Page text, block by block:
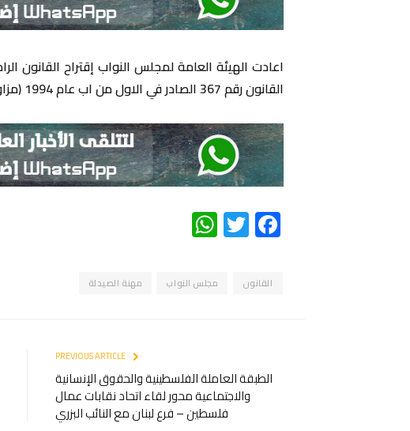
القانون رقم 367 الصادر في الاول من اب عام 1994 (مزاولة مهنة الصيدلة) الى لجنة الصحة النيابية.
Facebook
Twitter
القانون مجلس النواب مهنة الصيدلة
الطبقة العاملة الفلسطينية والحقوق الإنسانية
والاجتماعية محور لقاء اتحاد نقابات عمال
فلسطين – فرع لبنان مع النائب البزري